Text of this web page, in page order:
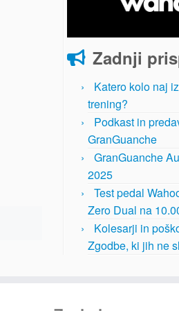
Zadnji
Katero kolo naj
trening?
Podkast in
GranGuanche
GranGuanche
2025
Test pedal
Zero Dual na
Kolesarji in
Zgodbe, ki jih ne